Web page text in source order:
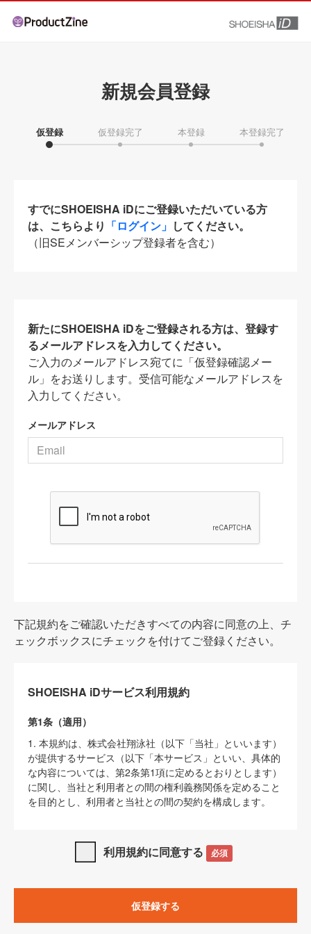
新規会員登録
仮登録 仮登録完了 本登録 本登録完了
すでにSHOEISHA iDにご登録いただいている方
は、こちらより 「ログイン」 してください。
（旧SEメンバーシップ登録者を含む）
新たにSHOEISHA iDをご登録される方は、登録す
るメールアドレスを入力してください。
ご入力のメールアドレス宛てに「仮登録確認メー
ル」をお送りします。受信可能なメールアドレスを
入力してください。
メールアドレス
下記規約をご確認いただきすべての内容に同意の上、チ
ェックボックスにチェックを付けてご登録ください。
SHOEISHA iDサービス利用規約
第1条（適用）
1. 本規約は、株式会社翔泳社（以下「当社」といいます）
が提供するサービス（以下「本サービス」といい、具体的
な内容については、第2条第1項に定めるとおりとします）
に関し、当社と利用者との間の権利義務関係を定めること
を目的とし、利用者と当社との間の契約を構成します。
SHOEISHA iDプライバシーポリシー」及び「
サイト上でのデータの利用について（Cookieポリシー）
3. 本規約の内容と、前項に記載する定めその他当社が定め
利用規約に同意する 必須
仮登録する